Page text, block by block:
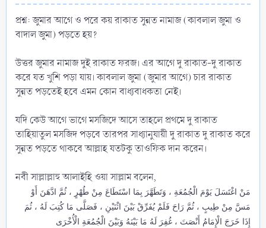
প্রশ্ন: জুমার আগে ও পরে কয় রাকাত সুন্নত নামাজ (কাবলাল জুমা ও
বাদাল জুমা) পড়তে হয়?
উত্তর জুমার নামাজ দুই রাকাত ফরজ। এর আগে দু রাকাত-দু রাকাত
করে যত খুশি পড়া যায়। কাবলাল জুমা (জুমার আগে) চার রাকাত
সুন্নত পড়তেই হবে এমন কোন বাধ্যবাধকতা নেই।
যদি কেউ আগে ভাগে মসজিদে আসে তাহলে প্রথমে দু রাকাত
তাহিয়াতুল মসজিদ পড়বে তারপর সাধ্যানুযায়ী দু রাকাত দু রাকাত করে
সুন্নত পড়তে থাকবে আল্লাহ যতটকু তাওফিক দান করেন।
নবী সাল্লাল্লাহু আলাইহি ওয়া সাল্লাম বলেন,
مَنْ اغْتَسَلَ يَوْمَ الْجُمُعَةِ ، وَتَطَهَّرَ بِمَا اسْتَطَاعَ مِنْ طُهْرٍ ، ثُمَّ ادَّهَنَ أَوْ
مَسَّ مِنْ طِيبٍ ، ثُمَّ رَاحَ فَلَمْ يُفَرِّقْ بَيْنَ اثْنَيْنِ ، فَصَلَّى مَا كُتِبَ لَهُ ، ثُمَ
إِذَا خَرَجَ الْإِمَامُ أَنْصَتَ ، غُفِرَ لَهُ مَا بَيْنَهُ وَبَيْنَ الْجُمُعَةِ الْأُخْرَى